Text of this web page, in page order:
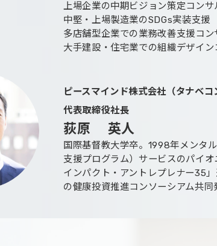
上場企業の中期ビジョン策定コンサ
中堅・上場製造業のSDGs実装支援
多店舗型企業での業務改善支援コン
大手建設・住宅業での組織デザイ
ピースマインド株式会社（タナベコ
代表取締役社長
荻原 英人
国際基督教大学卒。1998年メンタ
支援プログラム）サービスのパイ
インパクト・アントレプレナー35
の健康投資推進コンソーシアム共同